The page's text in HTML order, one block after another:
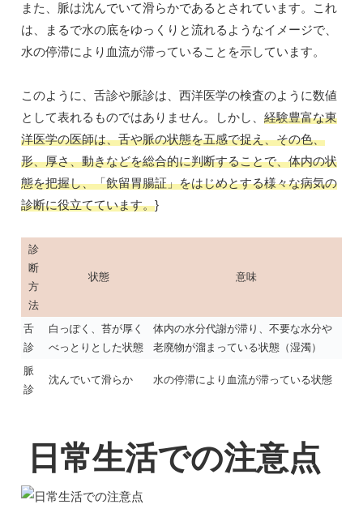
また、脈は沈んでいて滑らかであるとされています。これ
は、まるで水の底をゆっくりと流れるようなイメージで、
水の停滞により血流が滞っていることを示しています。
このように、舌診や脈診は、西洋医学の検査のように数値
として表れるものではありません。しかし、 経験豊富な東
洋医学の医師は、舌や脈の状態を五感で捉え、その色、
形、厚さ、動きなどを総合的に判断することで、体内の状
態を把握し、「飲留胃腸証」をはじめとする様々な病気の
診断に役立てています。}
診
断
方
法
状態 意味
舌
診
白っぽく、苔が厚く
べっとりとした状態
体内の水分代謝が滞り、不要な水分や
老廃物が溜まっている状態（湿濁）
脈
診
沈んでいて滑らか 水の停滞により血流が滞っている状態
日常生活での注意点